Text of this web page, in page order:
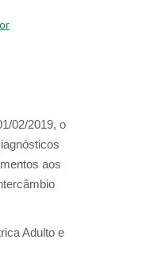
02/2019, o
aos
Adulto e